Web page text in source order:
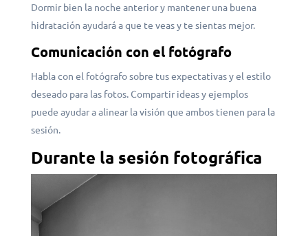
Dormir bien la noche anterior y mantener una buena
hidratación ayudará a que te veas y te sientas mejor.
Comunicación con el fotógrafo
Habla con el fotógrafo sobre tus expectativas y el estilo
deseado para las fotos. Compartir ideas y ejemplos
puede ayudar a alinear la visión que ambos tienen para la
sesión.
Durante la sesión fotográfica